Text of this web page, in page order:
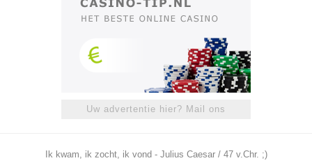
Uw advertentie hier? Mail ons
Ik kwam, ik zocht, ik vond - Julius Caesar / 47 v.Chr. ;)